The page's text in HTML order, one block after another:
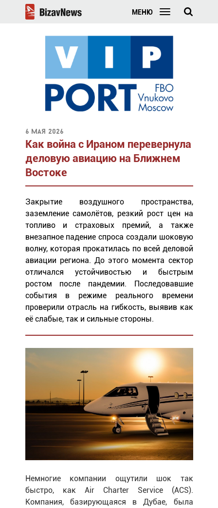
МЕНЮ
6 мая 2026
Как война с Ираном перевернула
деловую авиацию на Ближнем
Востоке
Закрытие воздушного пространства,
заземление самолётов, резкий рост цен на
топливо и страховых премий, а также
внезапное падение спроса создали шоковую
волну, которая прокатилась по всей деловой
авиации региона. До этого момента сектор
отличался устойчивостью и быстрым
ростом после пандемии. Последовавшие
события в режиме реального времени
проверили отрасль на гибкость, выявив как
её слабые, так и сильные стороны.
Немногие компании ощутили шок так
быстро, как Air Charter Service (ACS).
Компания, базирующаяся в Дубае, была